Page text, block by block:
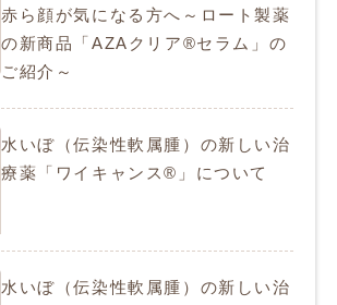
赤ら顔が気になる方へ～ロート製薬
の新商品「AZAクリア®セラム」の
ご紹介～
水いぼ（伝染性軟属腫）の新しい治
療薬「ワイキャンス®」について
水いぼ（伝染性軟属腫）の新しい治